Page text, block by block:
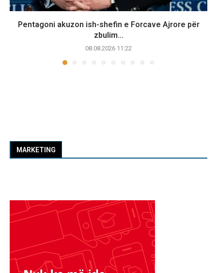
Pentagoni akuzon ish-shefin e Forcave Ajrore për
zbulim...
08.08.2026 11:22
MARKETING